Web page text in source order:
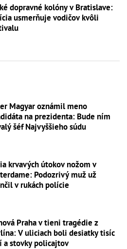
dopravné kolóny v Bratislave:
usmerňuje vodičov kvôli
Magyar oznámil meno
na prezidenta: Bude ním
šéf Najvyššieho súdu
krvavých útokov nožom v
Podozrivý muž už
v rukách polície
Praha v tieni tragédie z
V uliciach boli desiatky tisíc
a stovky policajtov